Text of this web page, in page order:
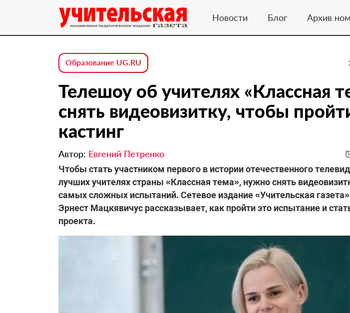
Новости Блог Архив
Образование UG.RU
Телешоу об учителях «Классная
снять видеовизитку, чтобы
кастинг
Автор: Евгений Петренко
Чтобы стать участником первого в истории отечественного
лучших учителях страны «Классная тема», нужно снять
самых сложных испытаний. Сетевое издание «Учительская
Эрнест Мацкявичус рассказывает, как пройти это испытание и
проекта.